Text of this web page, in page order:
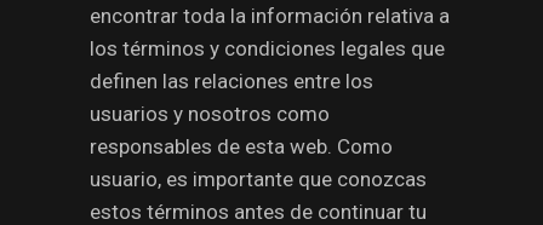
encontrar toda la información relativa a
los términos y condiciones legales que
definen las relaciones entre los
usuarios y nosotros como
responsables de esta web. Como
usuario, es importante que conozcas
estos términos antes de continuar tu